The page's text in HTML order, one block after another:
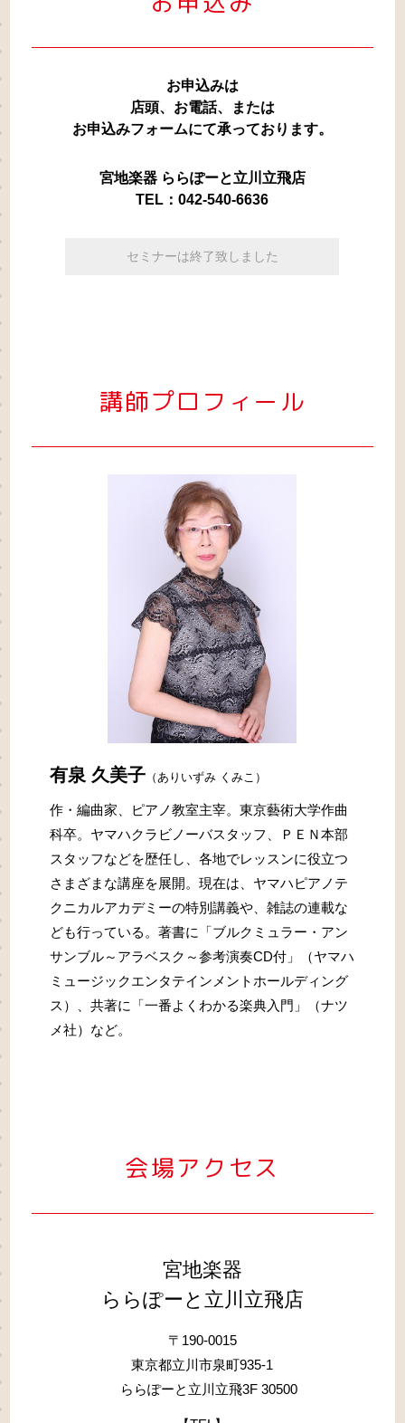
お申込みは
店頭、お電話、または
お申込みフォームにて承っております。
宮地楽器 ららぽーと立川立飛店
TEL：042-540-6636
セミナーは終了致しました
講師プロフィール
有泉 久美子 （ありいずみ くみこ）
作・編曲家、ピアノ教室主宰。東京藝術大学作曲
科卒。ヤマハクラビノーバスタッフ、ＰＥＮ本部
スタッフなどを歴任し、各地でレッスンに役立つ
さまざまな講座を展開。現在は、ヤマハピアノテ
クニカルアカデミーの特別講義や、雑誌の連載な
ども行っている。著書に「ブルクミュラー・アン
サンブル～アラベスク～参考演奏CD付」（ヤマハ
ミュージックエンタテインメントホールディング
ス）、共著に「一番よくわかる楽典入門」（ナツ
メ社）など。
会場アクセス
宮地楽器
ららぽーと立川立飛店
〒190-0015
東京都立川市泉町935-1
ららぽーと立川立飛3F 30500